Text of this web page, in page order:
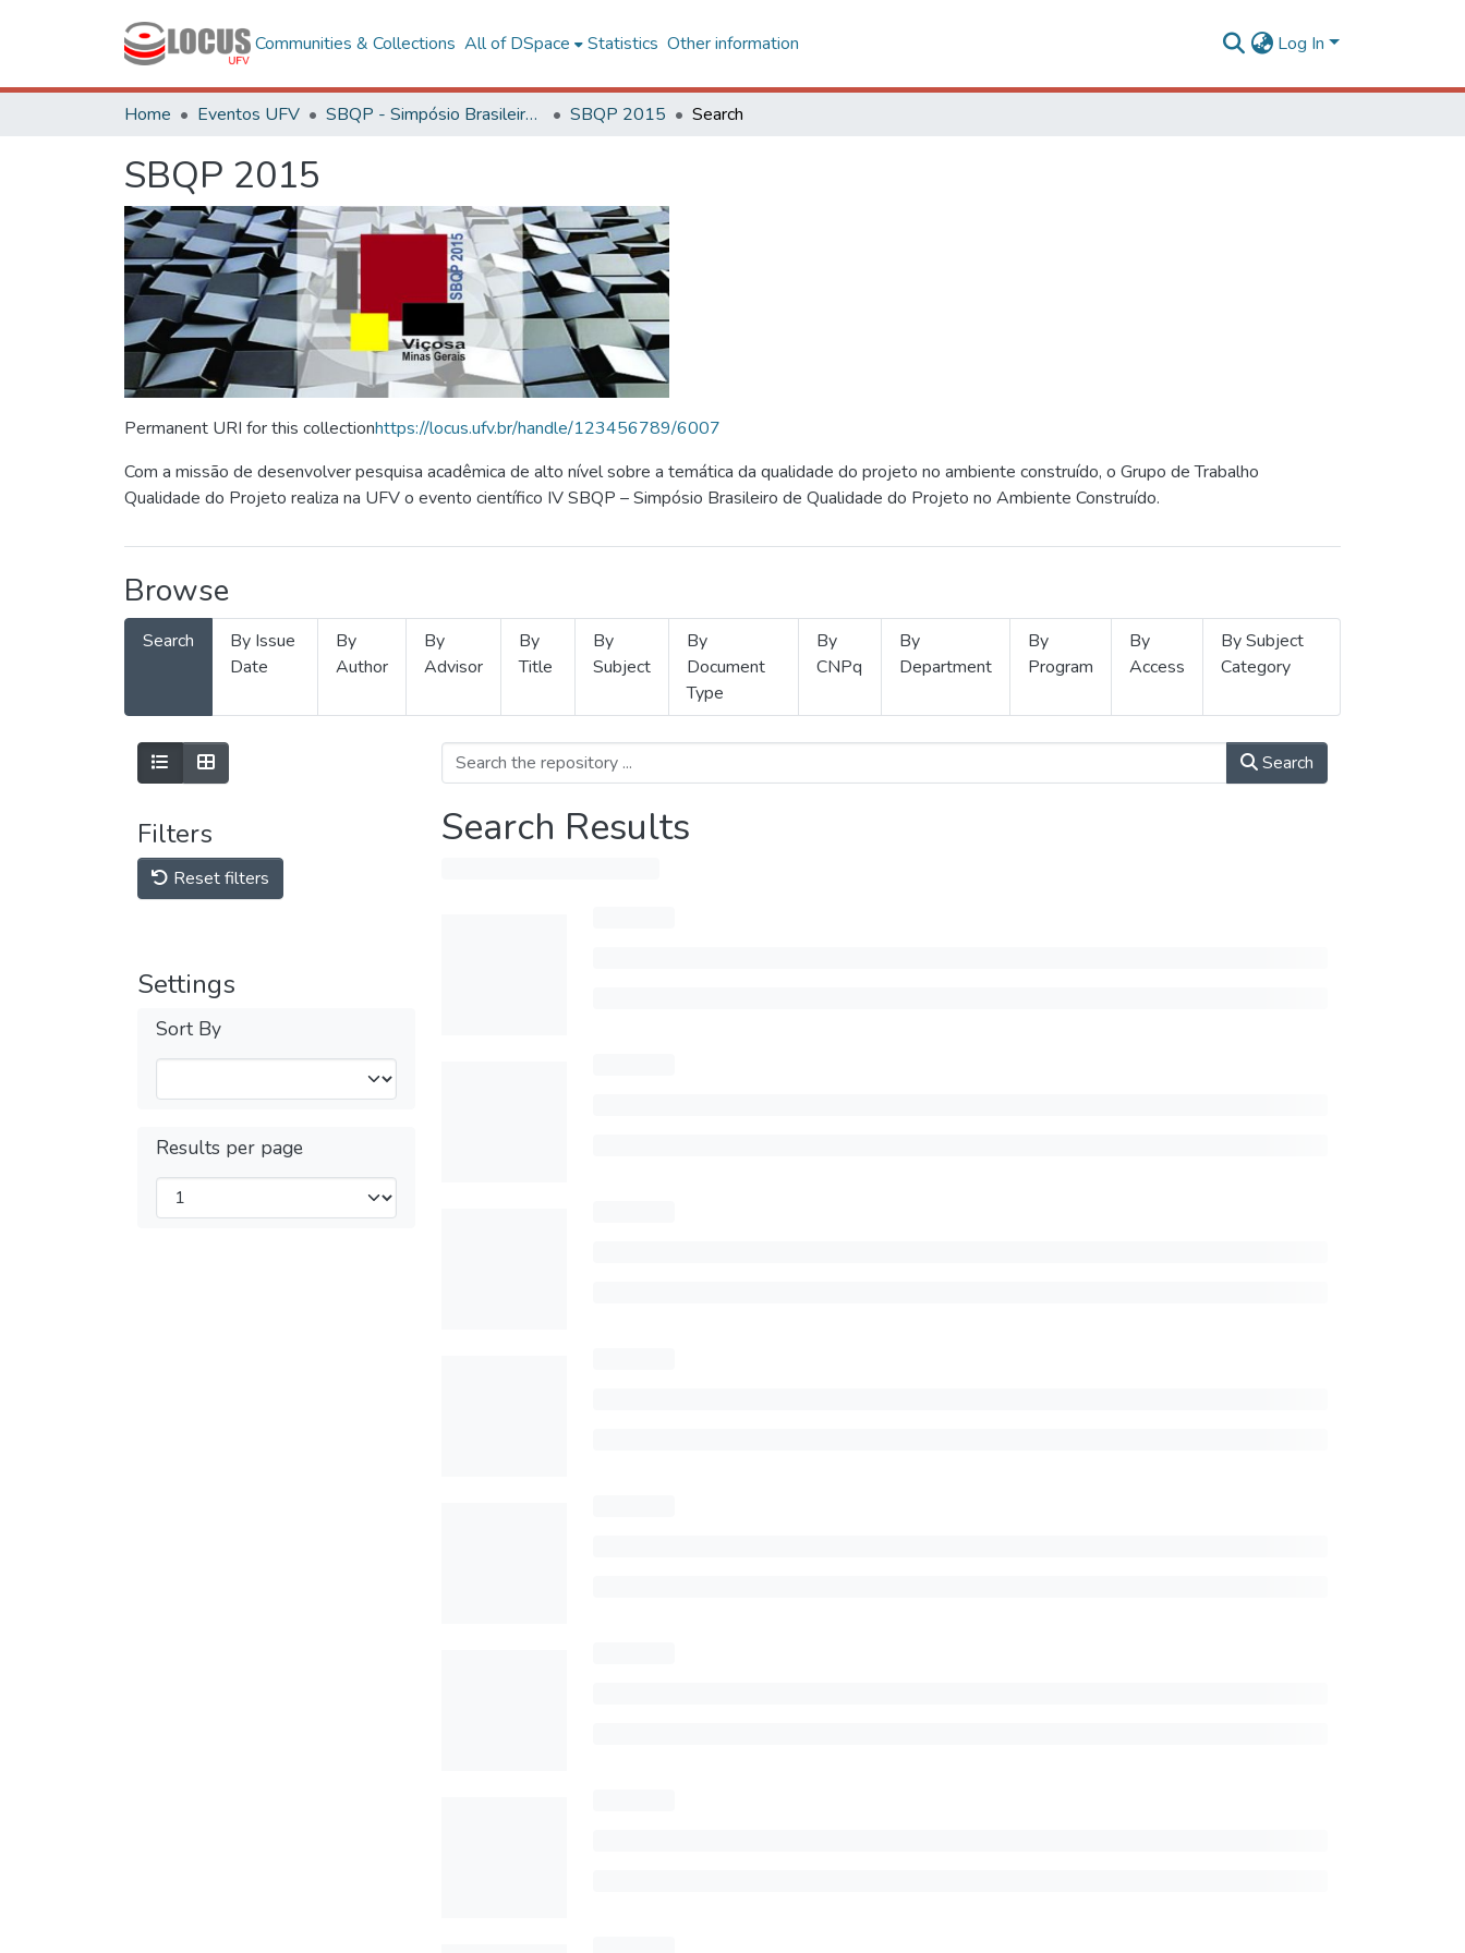
Communities & Collections All of DSpace Statistics Other information Log In
Home Eventos UFV SBQP - Simpósio Brasileiro de Qualidade do Projeto no Ambiente Construído SBQP 2015 Search
SBQP 2015
Permanent URI for this collectionhttps://locus.ufv.br/handle/123456789/6007
Com a missão de desenvolver pesquisa acadêmica de alto nível sobre a temática da qualidade do projeto no ambiente construído, o Grupo de Trabalho
Qualidade do Projeto realiza na UFV o evento científico IV SBQP – Simpósio Brasileiro de Qualidade do Projeto no Ambiente Construído.
Browse
Search
By Issue
Date
By
Author
By
Advisor
By
Title
By
Subject
By
Document
Type
By
CNPq
By
Department
By
Program
By
Access
By Subject
Category
Filters
Reset filters
Settings
Sort By
Results per page
Search
Search Results